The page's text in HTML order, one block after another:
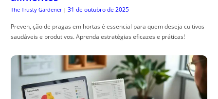
The Trusty Gardener | 31 de outubro de 2025
Preven, ção de pragas em hortas é essencial para quem deseja cultivos
saudáveis e produtivos. Aprenda estratégias eficazes e práticas!